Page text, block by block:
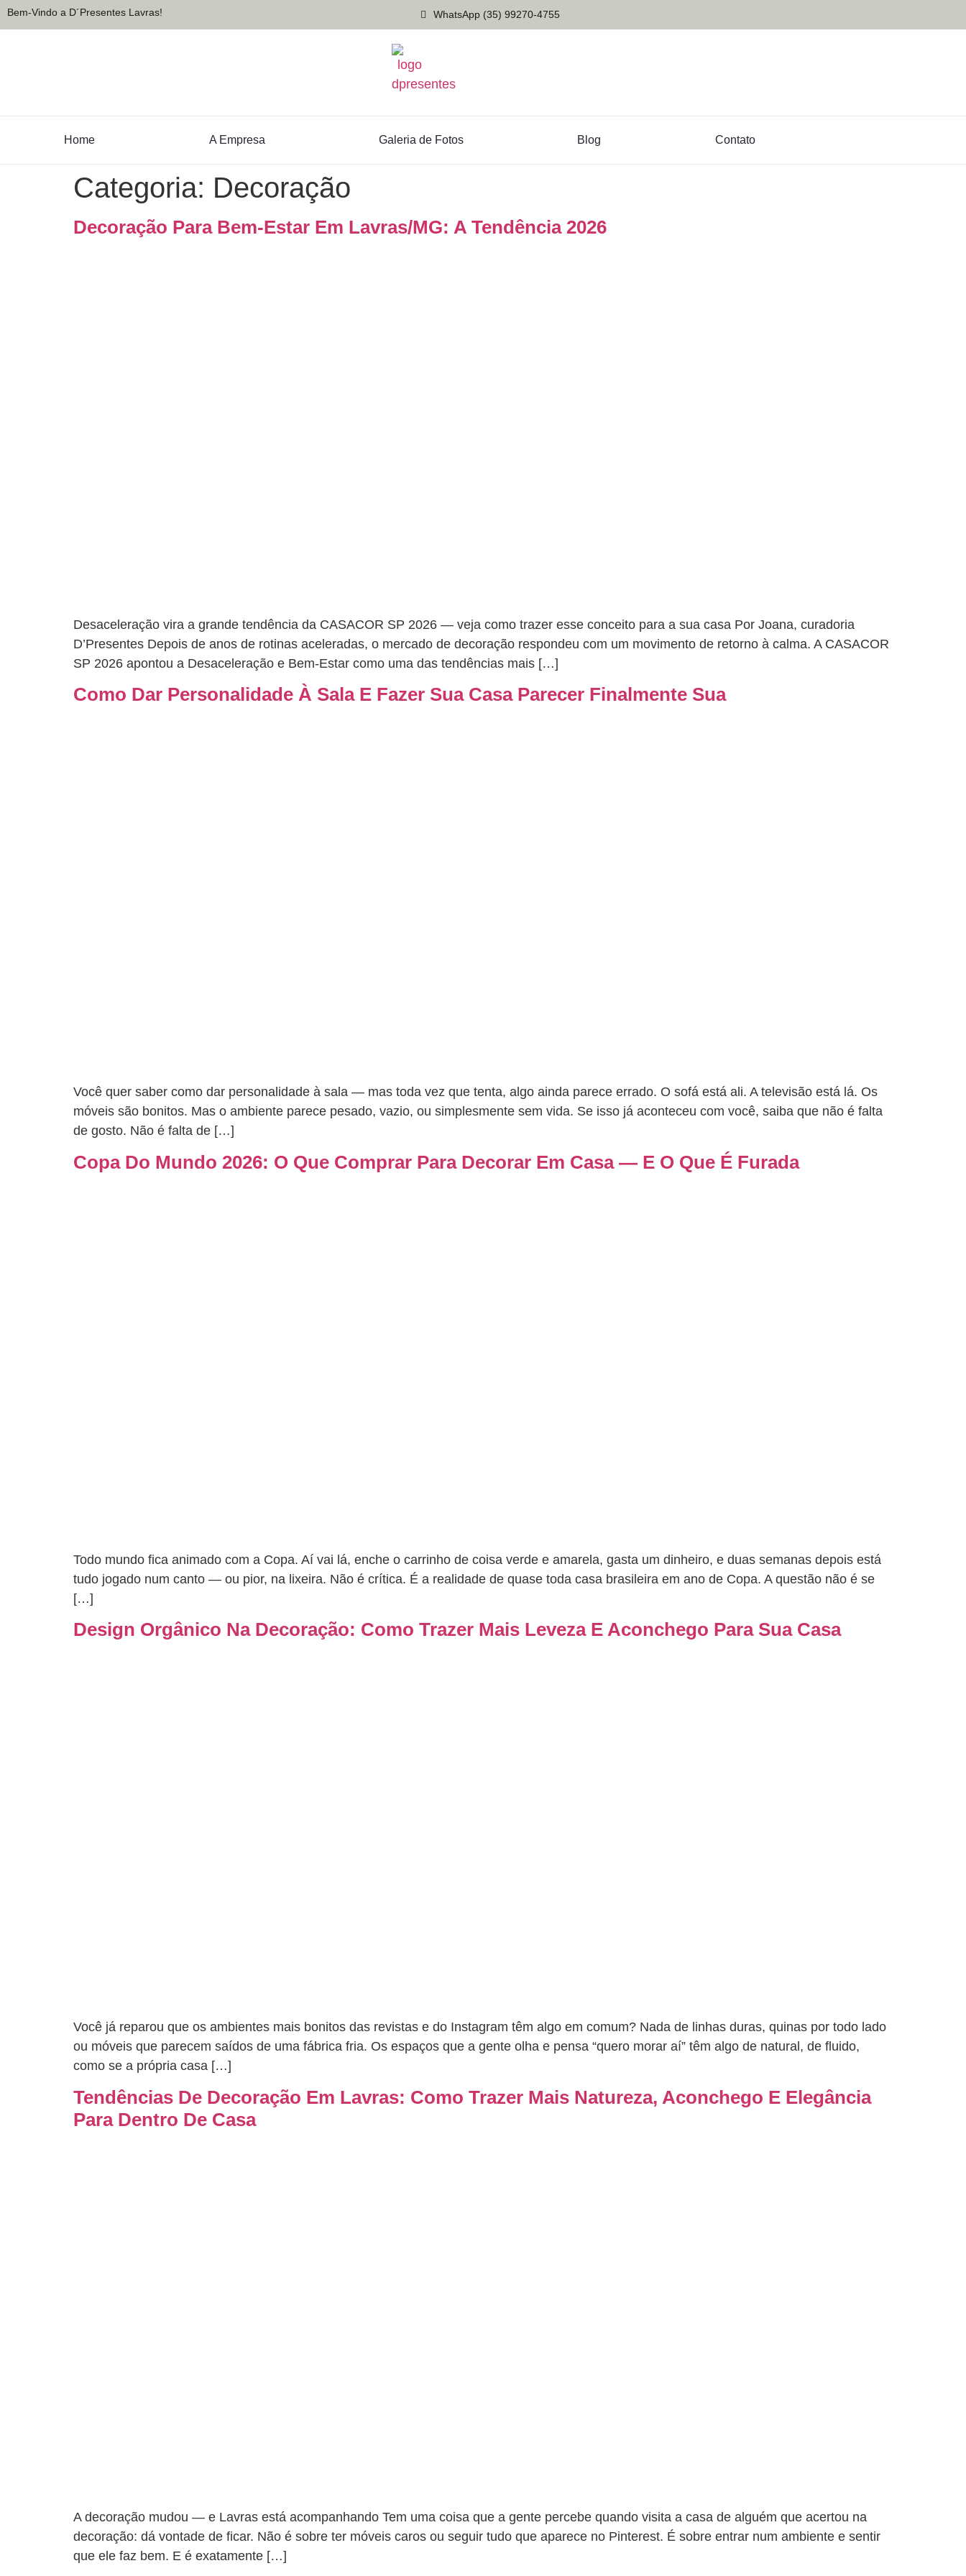
Bem-Vindo a D´Presentes Lavras! WhatsApp (35) 99270-4755
Home A Empresa Galeria de Fotos Blog Contato
Categoria: Decoração
Decoração Para Bem-Estar Em Lavras/MG: A Tendência 2026
Desaceleração vira a grande tendência da CASACOR SP 2026 — veja como trazer esse conceito para a sua casa Por Joana, curadoria
D’Presentes Depois de anos de rotinas aceleradas, o mercado de decoração respondeu com um movimento de retorno à calma. A CASACOR
SP 2026 apontou a Desaceleração e Bem-Estar como uma das tendências mais […]
Como Dar Personalidade À Sala E Fazer Sua Casa Parecer Finalmente Sua
Você quer saber como dar personalidade à sala — mas toda vez que tenta, algo ainda parece errado. O sofá está ali. A televisão está lá. Os
móveis são bonitos. Mas o ambiente parece pesado, vazio, ou simplesmente sem vida. Se isso já aconteceu com você, saiba que não é falta
de gosto. Não é falta de […]
Copa Do Mundo 2026: O Que Comprar Para Decorar Em Casa — E O Que É Furada
Todo mundo fica animado com a Copa. Aí vai lá, enche o carrinho de coisa verde e amarela, gasta um dinheiro, e duas semanas depois está
tudo jogado num canto — ou pior, na lixeira. Não é crítica. É a realidade de quase toda casa brasileira em ano de Copa. A questão não é se
[…]
Design Orgânico Na Decoração: Como Trazer Mais Leveza E Aconchego Para Sua Casa
Você já reparou que os ambientes mais bonitos das revistas e do Instagram têm algo em comum? Nada de linhas duras, quinas por todo lado
ou móveis que parecem saídos de uma fábrica fria. Os espaços que a gente olha e pensa “quero morar aí” têm algo de natural, de fluido,
como se a própria casa […]
Tendências De Decoração Em Lavras: Como Trazer Mais Natureza, Aconchego E Elegância
Para Dentro De Casa
A decoração mudou — e Lavras está acompanhando Tem uma coisa que a gente percebe quando visita a casa de alguém que acertou na
decoração: dá vontade de ficar. Não é sobre ter móveis caros ou seguir tudo que aparece no Pinterest. É sobre entrar num ambiente e sentir
que ele faz bem. E é exatamente […]